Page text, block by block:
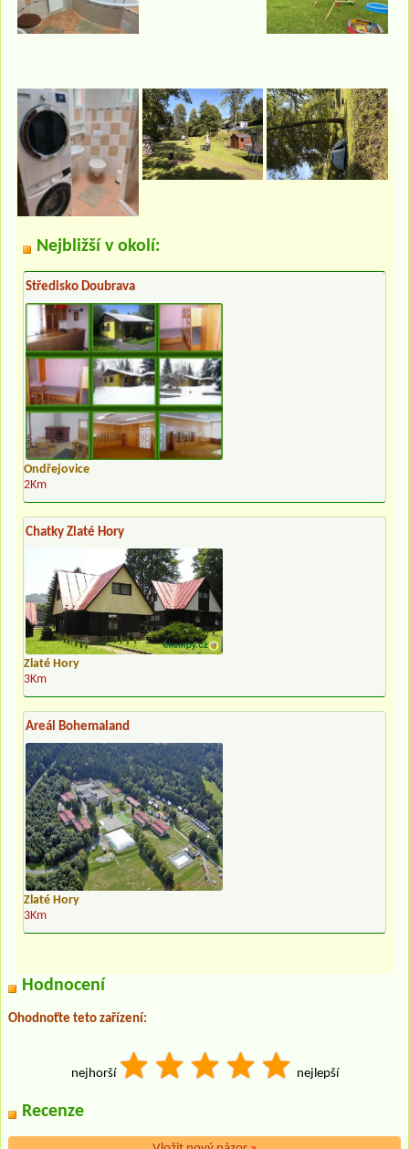
Nejbližší v okolí:
Středisko Doubrava
Ondřejovice
2Km
Chatky Zlaté Hory
Zlaté Hory
3Km
Areál Bohemaland
Zlaté Hory
3Km
Hodnocení
Ohodnoťte teto zařízení:
nejhorší nejlepší
Recenze